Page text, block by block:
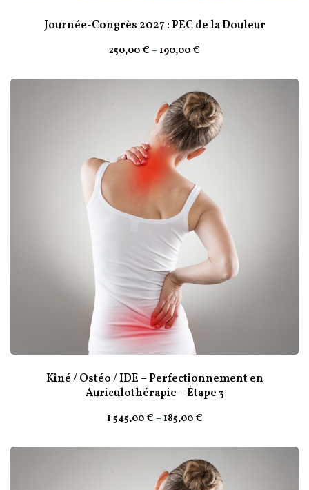
Journée-Congrès 2027 : PEC de la Douleur
190,00€
–
250,00€
Kiné / Ostéo / IDE – Perfectionnement en
Auriculothérapie – Étape 3
185,00€
–
1 545,00€